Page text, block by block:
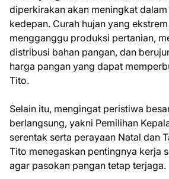
diperkirakan akan meningkat
kedepan. Curah hujan yang
mengganggu produksi pertanian,
distribusi bahan pangan, dan
harga pangan yang dapat
Tito.
Selain itu, mengingat peristiwa
berlangsung, yakni Pemilihan
serentak serta perayaan Natal dan
Tito menegaskan pentingnya kerja
agar pasokan pangan tetap terjaga.